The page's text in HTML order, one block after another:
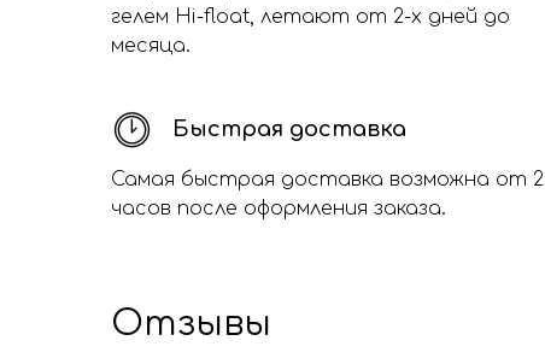
гелем Hi-float, летают от 2-х дней до
месяца.
Быстрая доставка
Самая быстрая доставка возможна от 2
часов после оформления заказа.
Отзывы